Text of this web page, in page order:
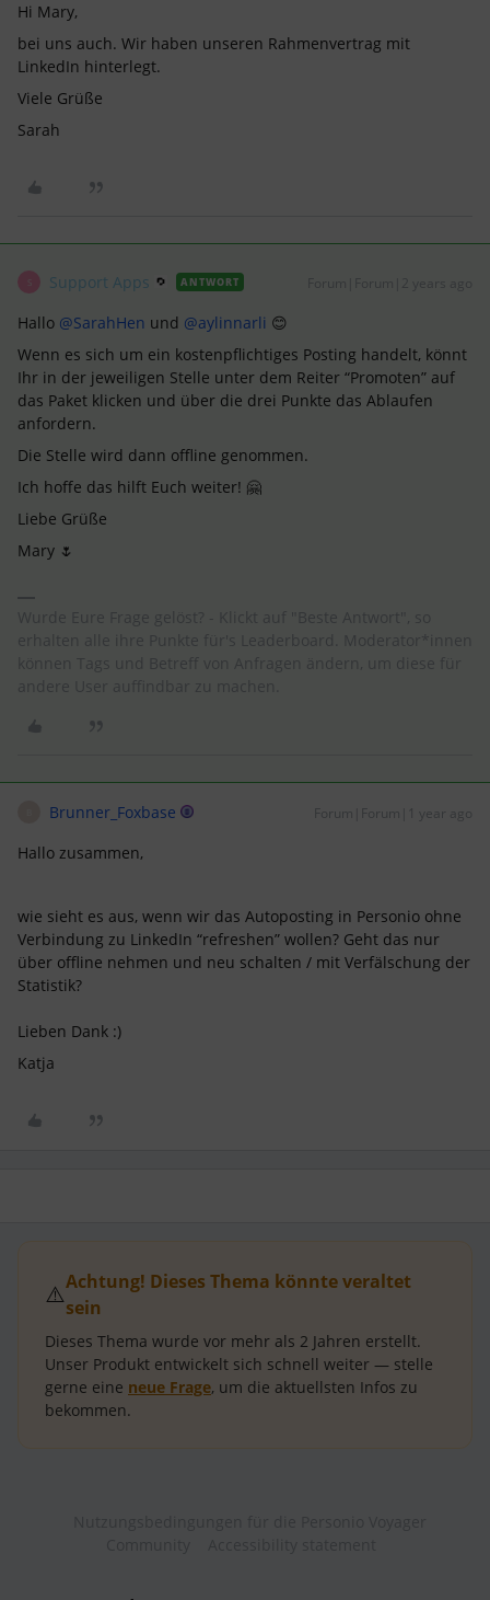
Hi Mary,
bei uns auch. Wir haben unseren Rahmenvertrag mit
LinkedIn hinterlegt.
Viele Grüße
Sarah
Support Apps ANTWORT
Hallo @SarahHen und @aylinnarli 😊
Wenn es sich um ein kostenpflichtiges Posting handelt, könnt
Ihr in der jeweiligen Stelle unter dem Reiter “Promoten” auf
das Paket klicken und über die drei Punkte das Ablaufen
anfordern.
Die Stelle wird dann offline genommen.
Ich hoffe das hilft Euch weiter! 🤗
Liebe Grüße
Mary 🌷
Brunner_Foxbase Forum|Forum|1 year ago
Hallo zusammen,
wie sieht es aus, wenn wir das Autoposting in Personio ohne
Verbindung zu LinkedIn “refreshen” wollen? Geht das nur
über offline nehmen und neu schalten / mit Verfälschung der
Statistik?
Lieben Dank :)
Katja
⚠️Achtung! Dieses Thema könnte veraltet
sein
Dieses Thema wurde vor mehr als 2 Jahren erstellt.
Unser Produkt entwickelt sich schnell weiter — stelle
gerne eine neue Frage, um die aktuellsten Infos zu
bekommen.